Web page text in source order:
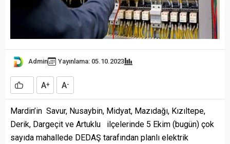
Admin Yayınlama: 05.10.2023
A+ A-
Mardin’in Savur, Nusaybin, Midyat, Mazıdağı, Kızıltepe,
Derik, Dargeçit ve Artuklu ilçelerinde 5 Ekim (bugün) çok
sayıda mahallede DEDAŞ tarafından planlı elektrik